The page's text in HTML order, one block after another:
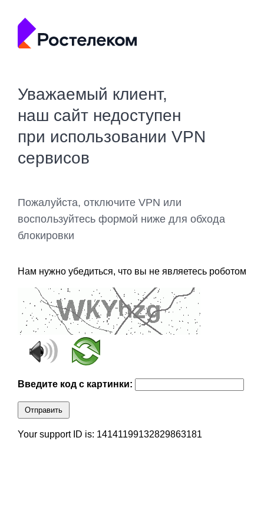
Уважаемый клиент,
наш сайт недоступен
при использовании VPN
сервисов
Пожалуйста, отключите VPN или
воспользуйтесь формой ниже для обхода
блокировки
Нам нужно убедиться, что вы не являетесь роботом
Введите код с картинки:
Отправить
Your support ID is: 14141199132829863181